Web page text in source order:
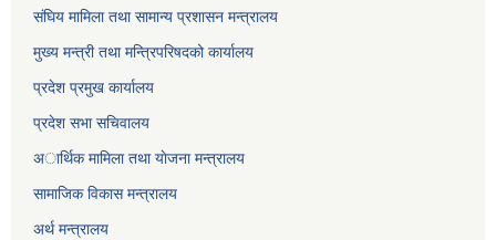
संघिय मामिला तथा सामान्य प्रशासन मन्त्रालय
मुख्य मन्त्री तथा मन्त्रिपरिषदको कार्यालय
प्रदेश प्रमुख कार्यालय
प्रदेश सभा सचिवालय
अार्थिक मामिला तथा याेजना मन्त्रालय
सामाजिक विकास मन्त्रालय
अर्थ मन्त्रालय